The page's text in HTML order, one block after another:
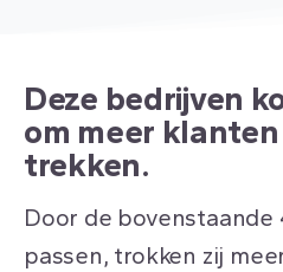
Deze bedrijven
om meer
trekken.
Door de
passen, trokken zij